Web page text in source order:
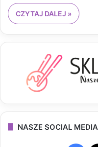
CZYTAJ DALEJ »
NASZE SOCIAL MEDIA